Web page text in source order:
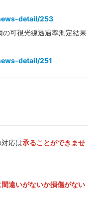
detail/253
可視光線透過率測定結果
detail/251
応は承ることができませ
違いがないか損傷がない